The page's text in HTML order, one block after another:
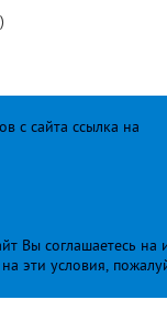
с сайта ссылка на
Вы соглашаетесь
эти условия,